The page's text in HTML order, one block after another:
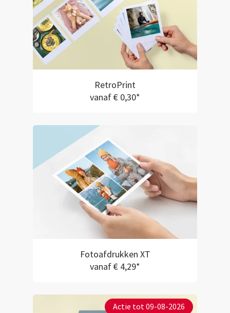
RetroPrint
vanaf € 0,30*
Fotoafdrukken XT
vanaf € 4,29*
Actie tot 09-08-2026